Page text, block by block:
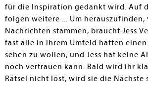
für die Inspiration gedankt wird. Auf
folgen weitere ... Um herauszufinden,
Nachrichten stammen, braucht Jess
fast alle in ihrem Umfeld hatten
sehen zu wollen, und Jess hat keine
noch vertrauen kann. Bald wird ihr
Rätsel nicht löst, wird sie die Nächste